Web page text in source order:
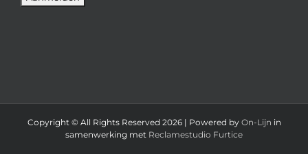
Copyright © All Rights Reserved 2026 | Powered by On-Lijn in
samenwerking met Reclamestudio Furtice